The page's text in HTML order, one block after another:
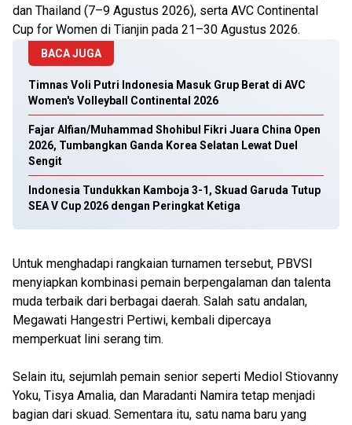
dan Thailand (7–9 Agustus 2026), serta AVC Continental
Cup for Women di Tianjin pada 21–30 Agustus 2026.
BACA JUGA
Timnas Voli Putri Indonesia Masuk Grup Berat di AVC
Women's Volleyball Continental 2026
Fajar Alfian/Muhammad Shohibul Fikri Juara China Open
2026, Tumbangkan Ganda Korea Selatan Lewat Duel
Sengit
Indonesia Tundukkan Kamboja 3-1, Skuad Garuda Tutup
SEA V Cup 2026 dengan Peringkat Ketiga
Untuk menghadapi rangkaian turnamen tersebut, PBVSI
menyiapkan kombinasi pemain berpengalaman dan talenta
muda terbaik dari berbagai daerah. Salah satu andalan,
Megawati Hangestri Pertiwi, kembali dipercaya
memperkuat lini serang tim.
Selain itu, sejumlah pemain senior seperti Mediol Stiovanny
Yoku, Tisya Amalia, dan Maradanti Namira tetap menjadi
bagian dari skuad. Sementara itu, satu nama baru yang